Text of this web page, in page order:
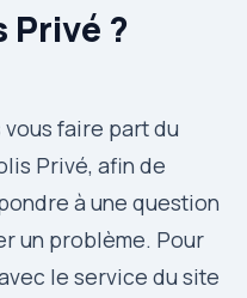
?
faire part du
Privé, afin de
à une question
un problème. Pour
le service du site